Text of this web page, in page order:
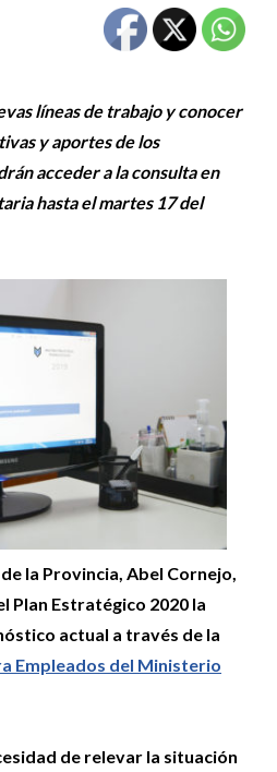
líneas de trabajo y conocer
y aportes de los
acceder a la consulta en
hasta el martes 17 del
la Provincia, Abel Cornejo,
Plan Estratégico 2020 la
actual a través de la
Empleados del Ministerio
de relevar la situación